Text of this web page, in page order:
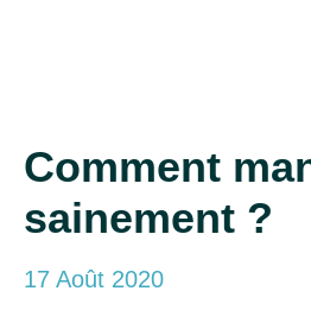
Comment
sainement ?
17 Août 2020